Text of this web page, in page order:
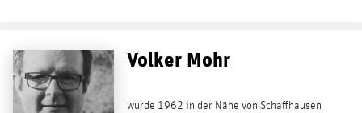
Volker Mohr
wurde 1962 in der Nähe von Schaffhausen